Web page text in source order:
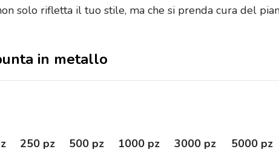
solo rifletta il tuo stile, ma che si prenda cura del
in metallo
250 pz 500 pz 1000 pz 3000 pz 5000 pz